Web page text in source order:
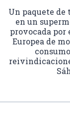
Un paquete de
en un
provocada por
Europea de